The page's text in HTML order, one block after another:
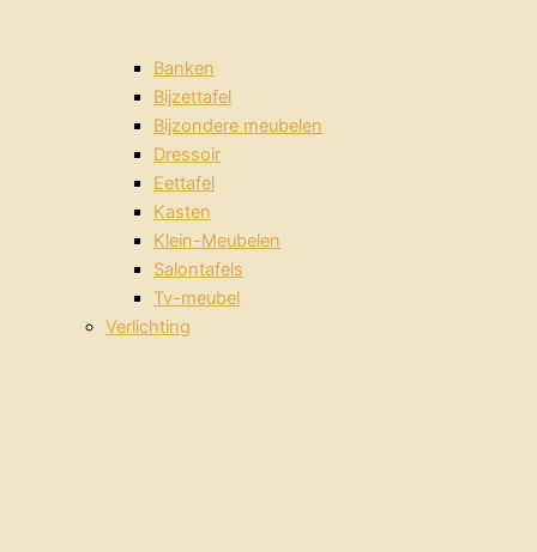
Banken
Bijzettafel
Bijzondere meubelen
Dressoir
Eettafel
Kasten
Klein-Meubelen
Salontafels
Tv-meubel
Verlichting